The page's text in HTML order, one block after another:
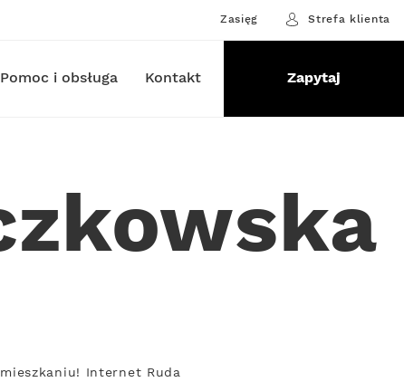
Zasięg Strefa klienta
Pomoc i obsługa Kontakt Zapytaj
Internet Ruda